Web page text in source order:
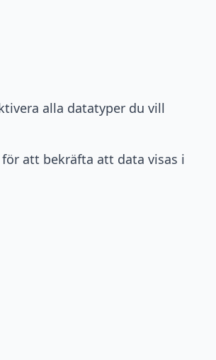
alla datatyper du vill
att bekräfta att data visas i